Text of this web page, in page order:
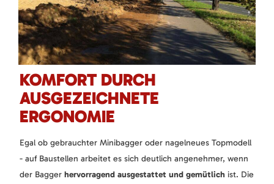
KOMFORT DURCH
AUSGEZEICHNETE
ERGONOMIE
Egal ob gebrauchter Minibagger oder nagelneues Topmodell
- auf Baustellen arbeitet es sich deutlich angenehmer, wenn
der Bagger hervorragend ausgestattet und gemütlich ist. Die